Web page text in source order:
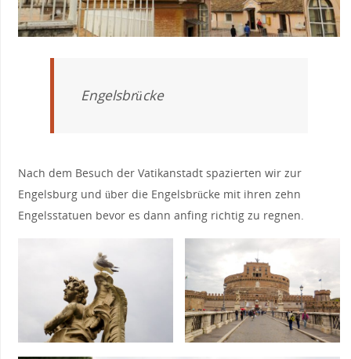
Engelsbrücke
Nach dem Besuch der Vatikanstadt spazierten wir zur
Engelsburg und über die Engelsbrücke mit ihren zehn
Engelsstatuen bevor es dann anfing richtig zu regnen.